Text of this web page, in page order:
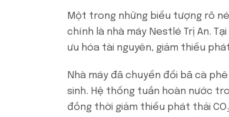
Một trong những biểu tượng rõ
chính là nhà máy Nestlé Trị An.
ưu hóa tài nguyên, giảm thiểu
Nhà máy đã chuyển đổi bã cà
sinh. Hệ thống tuần hoàn nước
đồng thời giảm thiểu phát thải